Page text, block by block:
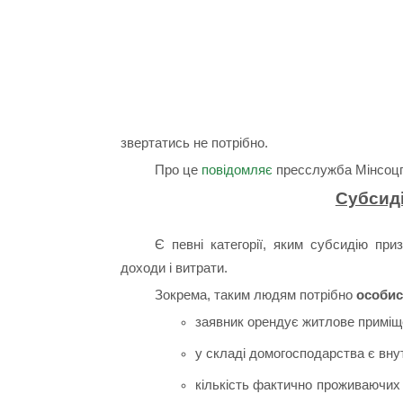
звертатись не потрібно.
Про це повідомляє пресслужба
Є певні категорії, яким субсидію
доходи і витрати.
Зокрема, таким людям потрібно
заявник орендує житлове
у складі домогосподарства є
кількість фактично